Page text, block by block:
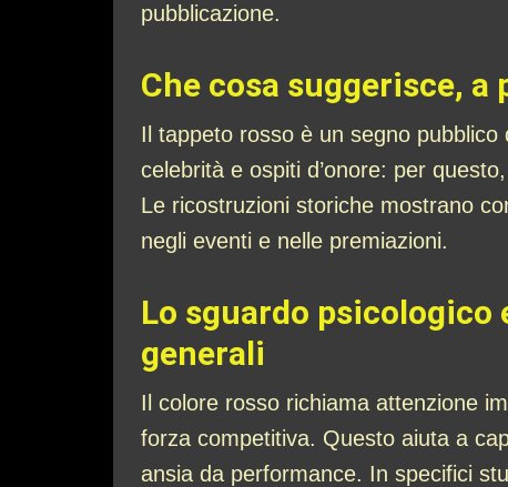
pubblicazione.
Che cosa suggerisce, a
Il tappeto rosso è un segno
celebrità e ospiti d’onore: per
Le ricostruzioni storiche mostrano
negli eventi e nelle premiazioni.
Lo sguardo
generali
Il colore rosso richiama attenzione
forza competitiva. Questo aiuta a
ansia da performance. In specifici